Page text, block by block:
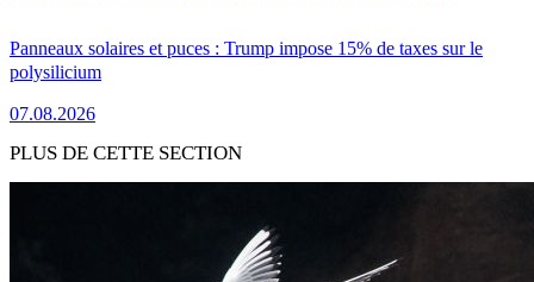
Panneaux solaires et puces : Trump impose 15% de taxes sur le
polysilicium
07.08.2026
PLUS DE CETTE SECTION